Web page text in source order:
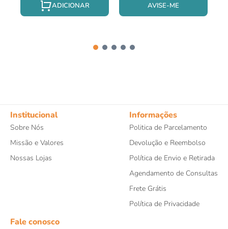
AVISE-ME
Institucional
Sobre Nós
Missão e Valores
Nossas Lojas
Informações
Politica de Parcelamento
Devolução e Reembolso
Política de Envio e Retirada
Agendamento de Consultas
Frete Grátis
Política de Privacidade
Fale conosco